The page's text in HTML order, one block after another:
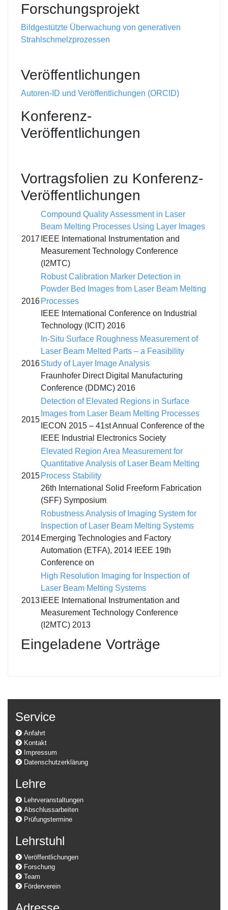
Forschungsprojekt
Bildgestützte Überwachung von generativen
Strahlschmelzprozessen
Veröffentlichungen
Autoren-ID und Veröffentlichungen (ORCID)
Konferenz-
Veröffentlichungen
Vortragsfolien zu Konferenz-
Veröffentlichungen
2017
Compound Quality Assessment in Laser
Beam Melting Processes Using Layer Images
IEEE International Instrumentation and
Measurement Technology Conference
(I2MTC)
2016
Robust Calibration Marker Detection in
Powder Bed Images from Laser Beam Melting
Processes
IEEE International Conference on Industrial
Technology (ICIT) 2016
2016
In-Situ Surface Roughness Measurement of
Laser Beam Melted Parts – a Feasibility
Study of Layer Image Analysis
Fraunhofer Direct Digital Manufacturing
Conference (DDMC) 2016
2015
Detection of Elevated Regions in Surface
Images from Laser Beam Melting Processes
IECON 2015 – 41st Annual Conference of the
IEEE Industrial Electronics Society
2015
Elevated Region Area Measurement for
Quantitative Analysis of Laser Beam Melting
Process Stability
26th International Solid Freeform Fabrication
(SFF) Symposium
2014
Robustness Analysis of Imaging System for
Inspection of Laser Beam Melting Systems
Emerging Technologies and Factory
Automation (ETFA), 2014 IEEE 19th
Conference on
2013
High Resolution Imaging for Inspection of
Laser Beam Melting Systems
IEEE International Instrumentation and
Measurement Technology Conference
(I2MTC) 2013
Eingeladene Vorträge
Service
Anfahrt
Kontakt
Impressum
Datenschutzerklärung
Lehre
Lehrveranstaltungen
Abschlussarbeiten
Prüfungstermine
Lehrstuhl
Veröffentlichungen
Forschung
Team
Förderverein